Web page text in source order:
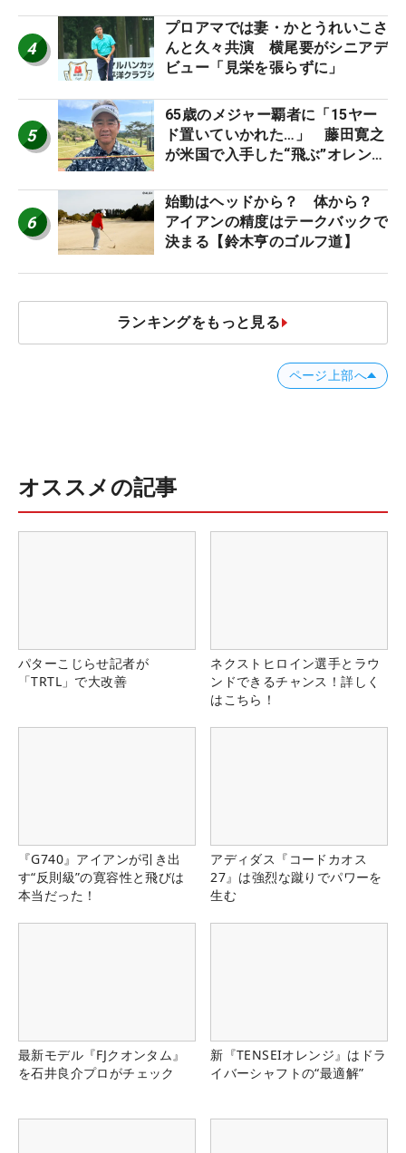
4
プロアマでは妻・かとうれいこさ
んと久々共演 横尾要がシニアデ
ビュー「見栄を張らずに」
5
65歳のメジャー覇者に「15ヤー
ド置いていかれた…」 藤田寛之
が米国で入手した“飛ぶ”オレンジ
6
始動はヘッドから？ 体から？
アイアンの精度はテークバックで
決まる【鈴木亨のゴルフ道】
ランキングをもっと見る
ページ上部へ
オススメの記事
パターこじらせ記者が
「TRTL」で大改善
ネクストヒロイン選手とラウ
ンドできるチャンス！詳しく
はこちら！
『G740』アイアンが引き出
す“反則級”の寛容性と飛びは
本当だった！
アディダス『コードカオス
27』は強烈な蹴りでパワーを
生む
最新モデル『FJクオンタム』
を石井良介プロがチェック
新『TENSEIオレンジ』はドラ
イバーシャフトの“最適解”